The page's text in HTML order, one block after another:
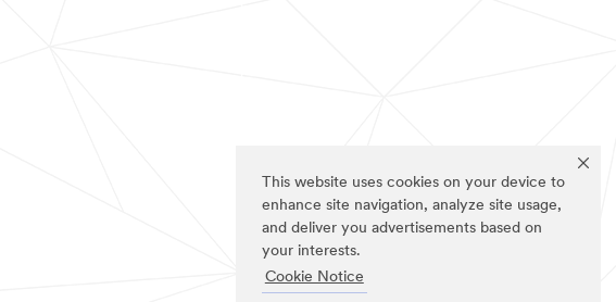
This website uses cookies on your device to
enhance site navigation, analyze site usage,
and deliver you advertisements based on
your interests.
Cookie Notice